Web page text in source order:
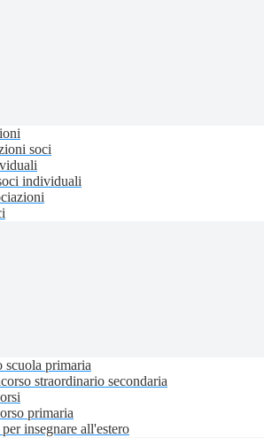
soci
individuali
scuola primaria
straordinario secondaria
primaria
insegnare all'estero